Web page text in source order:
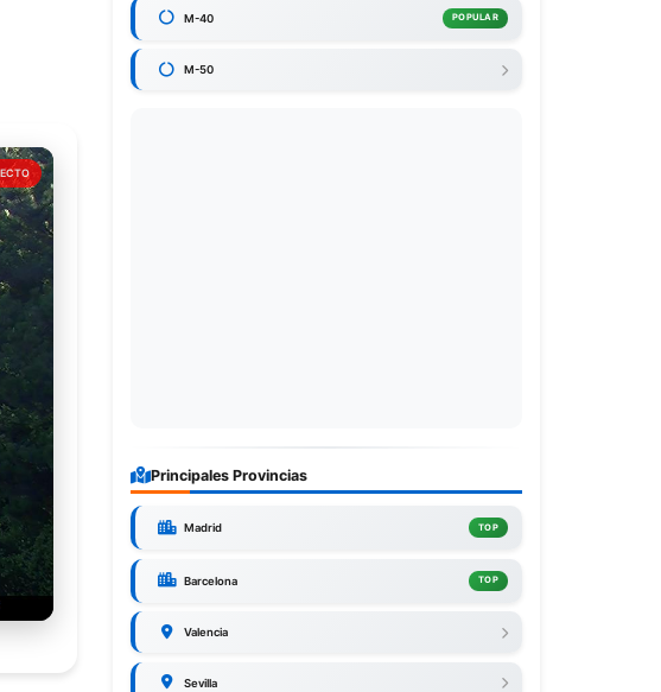
M-40 POPULAR
M-50
Principales Provincias
Madrid TOP
Barcelona TOP
Valencia
Sevilla